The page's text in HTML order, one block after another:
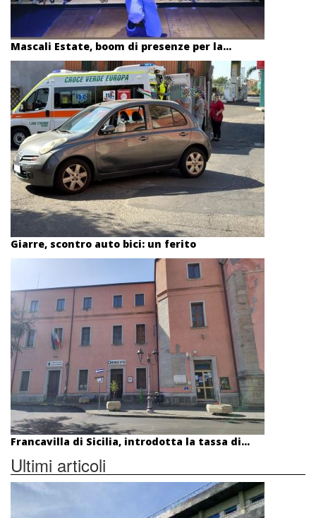
Mascali Estate, boom di presenze per la...
Giarre, scontro auto bici: un ferito
Francavilla di Sicilia, introdotta la tassa di...
Ultimi articoli